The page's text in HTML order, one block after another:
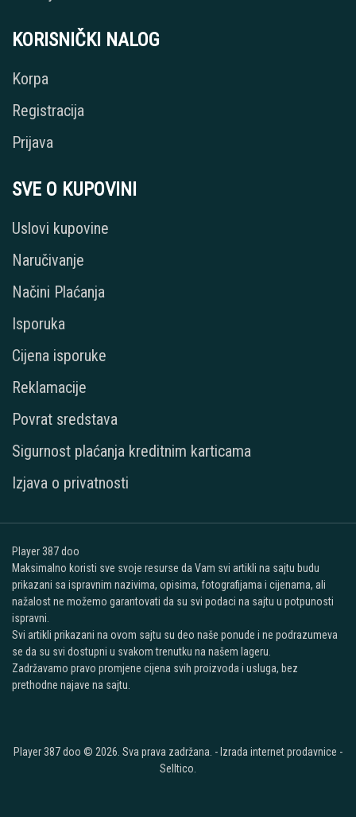
KORISNIČKI NALOG
Korpa
Registracija
Prijava
SVE O KUPOVINI
Uslovi kupovine
Naručivanje
Načini Plaćanja
Isporuka
Cijena isporuke
Reklamacije
Povrat sredstava
Sigurnost plaćanja kreditnim karticama
Izjava o privatnosti
Player 387 doo
Maksimalno koristi sve svoje resurse da Vam svi artikli na sajtu budu
prikazani sa ispravnim nazivima, opisima, fotografijama i cijenama, ali
nažalost ne možemo garantovati da su svi podaci na sajtu u potpunosti
ispravni.
Svi artikli prikazani na ovom sajtu su deo naše ponude i ne podrazumeva
se da su svi dostupni u svakom trenutku na našem lageru.
Zadržavamo pravo promjene cijena svih proizvoda i usluga, bez
prethodne najave na sajtu.
Player 387 doo © 2026. Sva prava zadržana. - Izrada internet prodavnice -
Selltico.